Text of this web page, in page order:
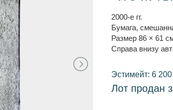
2000-е гг.
Бумага,
Размер 86 × 61
Справа внизу
Эстимейт: 6
Лот продан